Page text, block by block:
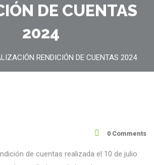
DE CUENTAS
2024
RENDICIÓN DE CUENTAS 2024
0 Comments
de cuentas realizada el 10 de julio